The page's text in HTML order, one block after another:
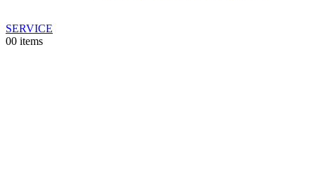
SERVICE
00 items